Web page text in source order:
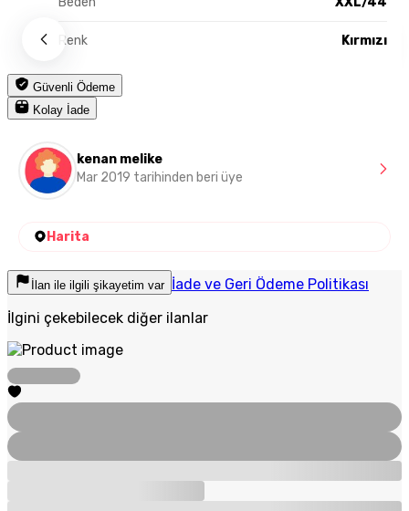
Renk Kırmızı
Güvenli Ödeme
Kolay İade
kenan melike
Mar 2019 tarihinden beri üye
Harita
İlan ile ilgili şikayetim var İade ve Geri Ödeme Politikası
İlgini çekebilecek diğer ilanlar